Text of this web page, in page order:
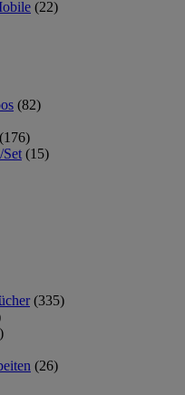
(22)
(82)
(176)
(15)
(335)
(26)